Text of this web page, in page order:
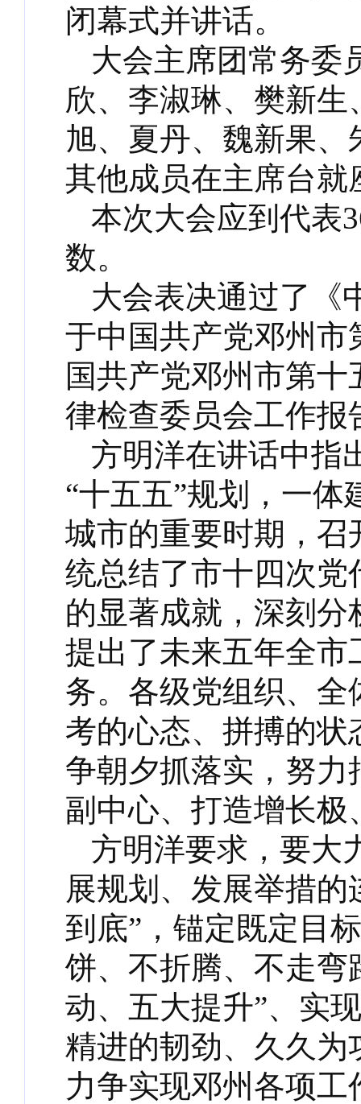
闭幕式并讲话。
大会主席团常务委
欣、李淑琳、樊新
旭、夏丹、魏新果
其他成员在主席台就
本次大会应到代表
数。
大会表决通过了《
于中国共产党邓州
国共产党邓州市第
律检查委员会工作报
方明洋在讲话中指
“十五五”规划，一
城市的重要时期，
统总结了市十四次
的显著成就，深刻
提出了未来五年全
务。各级党组织、
考的心态、拼搏的
争朝夕抓落实，努力
副中心、打造增长极
方明洋要求，要大
展规划、发展举措
到底”，锚定既定目
饼、不折腾、不走弯
动、五大提升”、实
精进的韧劲、久久
力争实现邓州各项